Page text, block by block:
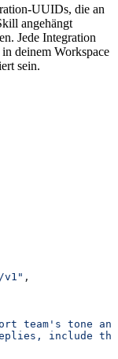
UUIDs, die an
angehängt
Jede Integration
in deinem Workspace
sein.
v1"
,
team's tone
include